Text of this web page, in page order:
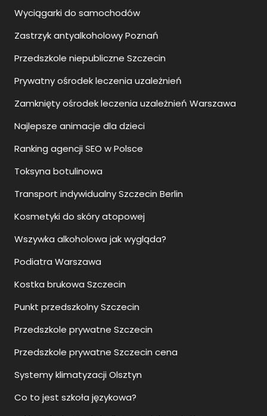
Wyciągarki do samochodów
Zastrzyk antyalkoholowy Poznań
Przedszkole niepubliczne Szczecin
Prywatny ośrodek leczenia uzależnień
Zamknięty ośrodek leczenia uzależnień Warszawa
Najlepsze animacje dla dzieci
Ranking agencji SEO w Polsce
Toksyna botulinowa
Transport indywidualny Szczecin Berlin
Kosmetyki do skóry atopowej
Wszywka alkoholowa jak wygląda?
Podiatra Warszawa
Kostka brukowa Szczecin
Punkt przedszkolny Szczecin
Przedszkole prywatne Szczecin
Przedszkole prywatne Szczecin cena
Systemy klimatyzacji Olsztyn
Co to jest szkoła językowa?